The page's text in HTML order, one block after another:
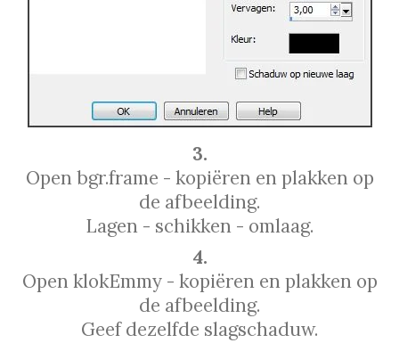
3.
Open bgr.frame - kopiëren en plakken op
de afbeelding.
Lagen - schikken - omlaag.
4.
Open klokEmmy - kopiëren en plakken op
de afbeelding.
Geef dezelfde slagschaduw.